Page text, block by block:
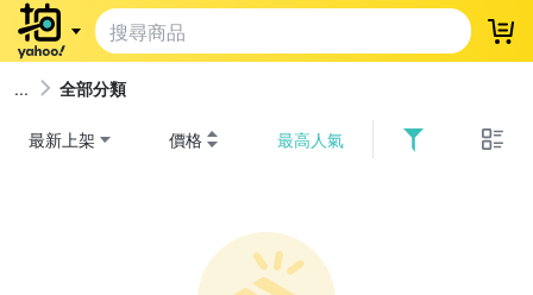
登
全部分類
最新上架 價格 最高人氣